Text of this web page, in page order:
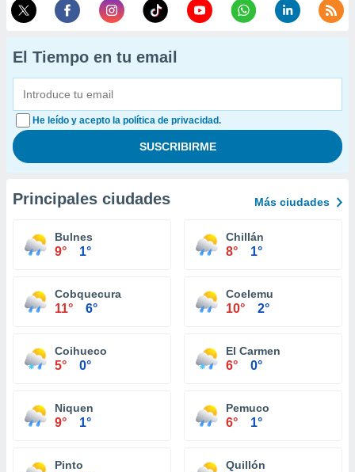
El Tiempo en tu email
He leído y acepto la política de privacidad.
Principales ciudades Más ciudades
Bulnes
9° 1°
Chillán
8° 1°
Cobquecura
11° 6°
Coelemu
10° 2°
Coihueco
5° 0°
El Carmen
6° 0°
Niquen
9° 1°
Pemuco
6° 1°
Pinto Quillón